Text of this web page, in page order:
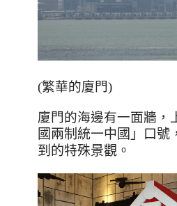
(繁華的廈門)
廈門的海邊有一面牆，
國兩制統一中國」口號
到的特殊景觀。